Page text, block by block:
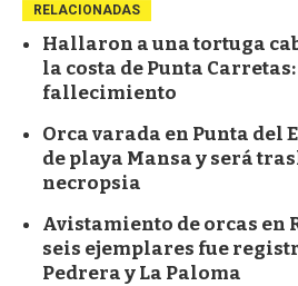
RELACIONADAS
Hallaron a una tortuga
la costa de Punta
fallecimiento
Orca varada en Punta del
de playa Mansa y será
necropsia
Avistamiento de orcas en
seis ejemplares fue
Pedrera y La Paloma